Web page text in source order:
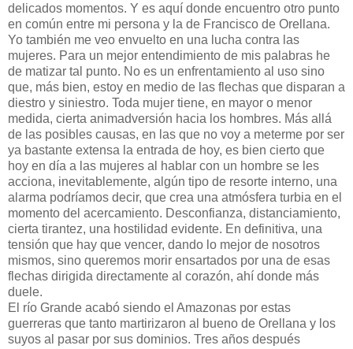
delicados momentos. Y es aquí donde encuentro otro punto
en común entre mi persona y la de Francisco de Orellana.
Yo también me veo envuelto en una lucha contra las
mujeres. Para un mejor entendimiento de mis palabras he
de matizar tal punto. No es un enfrentamiento al uso sino
que, más bien, estoy en medio de las flechas que disparan a
diestro y siniestro. Toda mujer tiene, en mayor o menor
medida, cierta animadversión hacia los hombres. Más allá
de las posibles causas, en las que no voy a meterme por ser
ya bastante extensa la entrada de hoy, es bien cierto que
hoy en día a las mujeres al hablar con un hombre se les
acciona, inevitablemente, algún tipo de resorte interno, una
alarma podríamos decir, que crea una atmósfera turbia en el
momento del acercamiento. Desconfianza, distanciamiento,
cierta tirantez, una hostilidad evidente. En definitiva, una
tensión que hay que vencer, dando lo mejor de nosotros
mismos, sino queremos morir ensartados por una de esas
flechas dirigida directamente al corazón, ahí donde más
duele.
El río Grande acabó siendo el Amazonas por estas
guerreras que tanto martirizaron al bueno de Orellana y los
suyos al pasar por sus dominios. Tres años después